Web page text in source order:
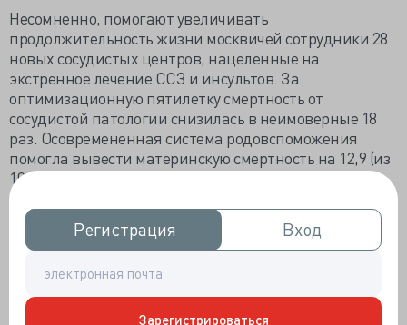
Регистрация
Регистрация Вход
Вход
Зарегистрироваться
Несомненно, помогают увеличивать
продолжительность жизни москвичей сотрудники 28
новых сосудистых центров, нацеленные на
экстренное лечение ССЗ и инсультов. За
оптимизационную пятилетку смертность от
сосудистой патологии снизилась в неимоверные 18
раз. Осовремененная система родовспоможения
помогла вывести материнскую смертность на 12,9 (из
100 тысяч рожениц), а младенческую - на 5,9 на
тысячу живорождённых. Увеличение бригад
неотложки с 6 до 102, а станций и постов СМП с 53 до
70 откликнулось моментальным дозвоном до
диспетчера и скорым приездом «скорой» - 12,7 минут.
А ещё к медицинским услугам горожан 35
многопрофильных больничных комплексов,
оснащённых по последнему слову техники.